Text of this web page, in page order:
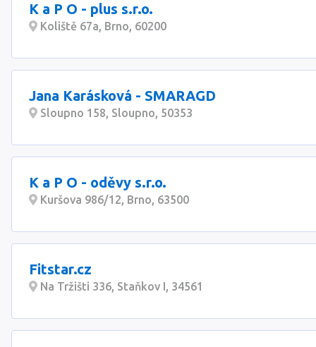
K a P O - plus s.r.o.
Koliště 67a, Brno, 60200
Jana Karásková - SMARAGD
Sloupno 158, Sloupno, 50353
K a P O - oděvy s.r.o.
Kuršova 986/12, Brno, 63500
Fitstar.cz
Na Tržišti 336, Staňkov I, 34561